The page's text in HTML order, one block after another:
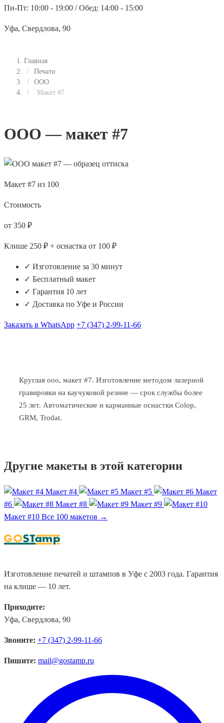
Пн-Пт: 10:00 - 19:00 / Обед: 14:00 - 15:00
Уфа, Свердлова, 90
Главная
/
Печати
/
ООО
/
Макет #7
ООО — макет #7
Макет #7 из 100
Стоимость
от 350 ₽
Клише 250 ₽ + оснастка от 100 ₽
✓ Изготовление за 30 минут
✓ Бесплатный макет
✓ Гарантия 10 лет
✓ Доставка по Уфе и России
Заказать в WhatsApp +7 (347) 2-99-11-66
Круглая ооо, макет #7. Изготовление методом лазерной
гравировки на каучуковой резине — срок службы более
25 лет. Автоматические и карманные оснастки Colop,
GRM, Trodat.
Другие макеты в этой категории
Макет #4 Макет #5
Макет
#6
Макет #8
Макет #9
Макет #10 Все 100 макетов →
Изготовление печатей и штампов в Уфе с 2003 года. Гарантия
на клише — 10 лет.
Приходите:
Уфа, Свердлова, 90
Звоните: +7 (347) 2-99-11-66
Пишите: mail@gostamp.ru